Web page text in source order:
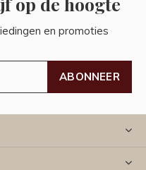
en promoties
ABONNEER